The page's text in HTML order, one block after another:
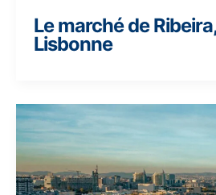
Le marché de
Lisbonne